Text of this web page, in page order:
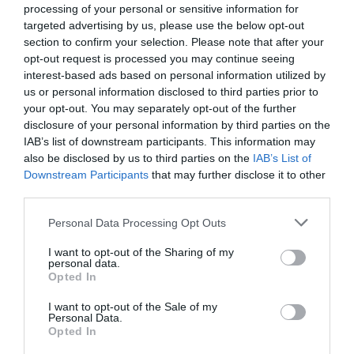
processing of your personal or sensitive information for
targeted advertising by us, please use the below opt-out
section to confirm your selection. Please note that after your
opt-out request is processed you may continue seeing
interest-based ads based on personal information utilized by
us or personal information disclosed to third parties prior to
your opt-out. You may separately opt-out of the further
disclosure of your personal information by third parties on the
IAB’s list of downstream participants. This information may
also be disclosed by us to third parties on the IAB’s List of
Downstream Participants that may further disclose it to other
Personal Data Processing Opt Outs
I want to opt-out of the Sharing of my
personal data.
Opted In
I want to opt-out of the Sale of my
Personal Data.
Opted In
qui criait le nom de sa soeur Mariama piégée par les
flammes. Avec l’aide du vent, le feu s’est très vite
propagé pour atteindre toutes les autres chambres.
C’était la panique générale et il devenait très difficile
de s’échapper surtout que la porte de la maison est
étroite. N’eût été la prompte réaction des voisins, le
bilan aurait été beaucoup plus lourd», indique-t-il d’un
ton fatigué.
croisés, reste étrangement calme. C’est le mari
d’Alimatou, père de la petite Mariama restée dans les
flammes et d’Omar Samba victime de graves
blessures au niveau des deux bras, des oreilles et du